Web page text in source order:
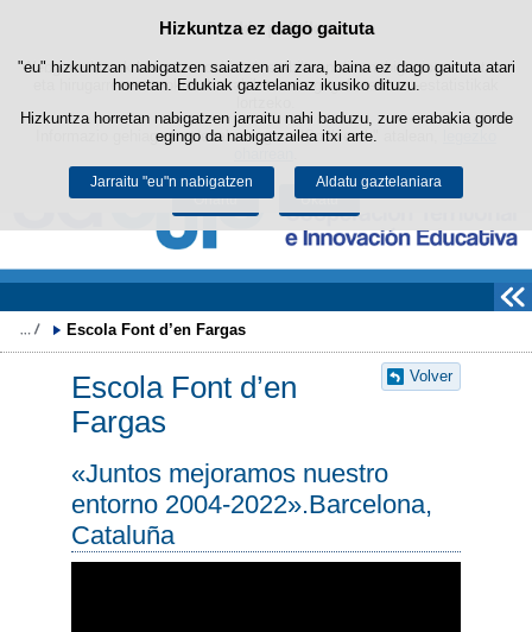
Cookie politika
Webgune honek berezko cookie-ak erabiltzen ditu nabigazioa errazteko
eta hirugarrenen cookie-ak erabilera- eta gogobetetasun-estatistikak
Informazio gehiago lor dezakezu gure "Cookie-ak" atalean,
Onartu Ukatu
Hizkuntza ez dago gaituta
"eu" hizkuntzan nabigatzen saiatzen ari zara, baina ez dago gaituta atari
honetan. Edukiak gaztelaniaz ikusiko dituzu.
Hizkuntza horretan nabigatzen jarraitu nahi baduzu, zure erabakia gorde
egingo da nabigatzailea itxi arte.
Jarraitu "eu"n nabigatzen Aldatu gaztelaniara
Edukira salto egin
Escola Font d’en Fargas
Volver
Escola Font d’en
Fargas
«Juntos mejoramos nuestro
entorno 2004-2022».Barcelona,
Cataluña